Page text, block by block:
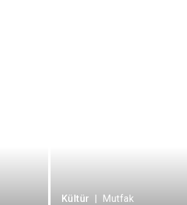
Kültür | Mutfak